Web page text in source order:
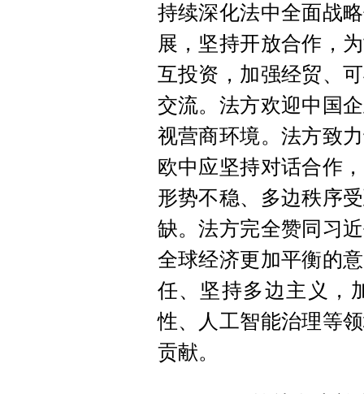
持续深化法中全面战
展，坚持开放合作，
互投资，加强经贸、
交流。法方欢迎中国
视营商环境。法方致
欧中应坚持对话合作
形势不稳、多边秩序
缺。法方完全赞同习
全球经济更加平衡的
任、坚持多边主义，
性、人工智能治理等
贡献。